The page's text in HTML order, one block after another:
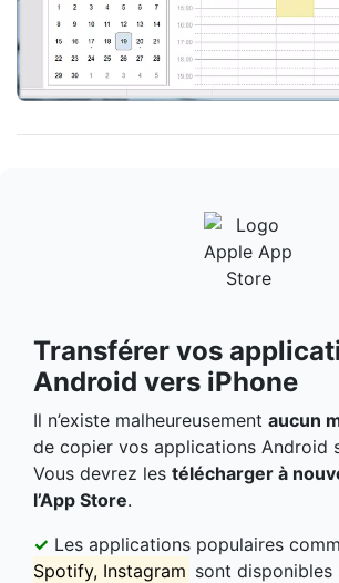
Transférer vos
Android vers iPhone
Il n’existe malheureusement aucun
de copier vos applications Android
Vous devrez les télécharger à
l’App Store.
✓ Les applications populaires
Spotify, Instagram sont disponibles